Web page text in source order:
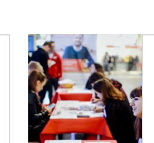
palcem, aby zobaczyć